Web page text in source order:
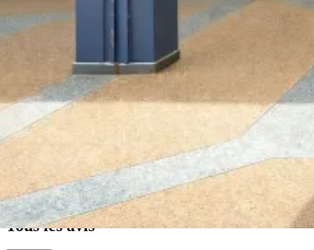
Tous les avis